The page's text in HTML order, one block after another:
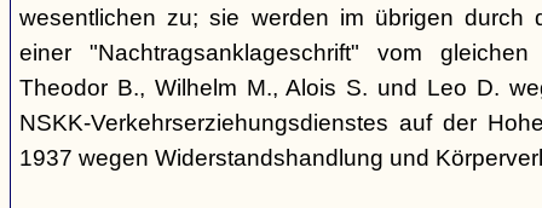
wesentlichen zu; sie werden im übrigen durch
einer "Nachtragsanklageschrift" vom
Theodor B., Wilhelm M., Alois S. und Leo D.
NSKK-Verkehrserziehungsdienstes auf der
1937 wegen Widerstandshandlung und